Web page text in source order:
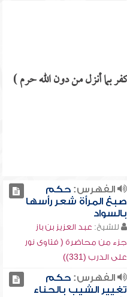
بما أنزل من دون الله حرم )
الفهرس:حكم
صبغ المرأة شعر رأسها
بالسواد
للشيخ: عبد العزيز بن باز
جزء من محاضرة ( فتاوى نور
على الدرب (331))
الفهرس:حكم
تغيير الشيب بالحناء